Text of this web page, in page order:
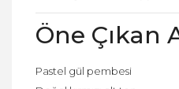
Öne Çıkan
Pastel gül pembesi